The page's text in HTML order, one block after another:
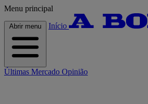
Menu principal
Abrir menu Início
Últimas Mercado Opinião